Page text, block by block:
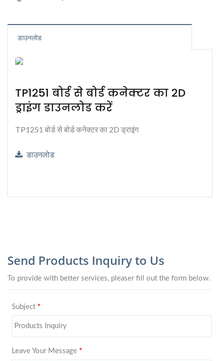
डाउनलोड
TP1251 बोर्ड से बोर्ड कनेक्टर का 2D
ड्राइंग डाउनलोड करें
TP1251 बोर्ड से बोर्ड कनेक्टर का 2D ड्राइंग
डाउनलोड